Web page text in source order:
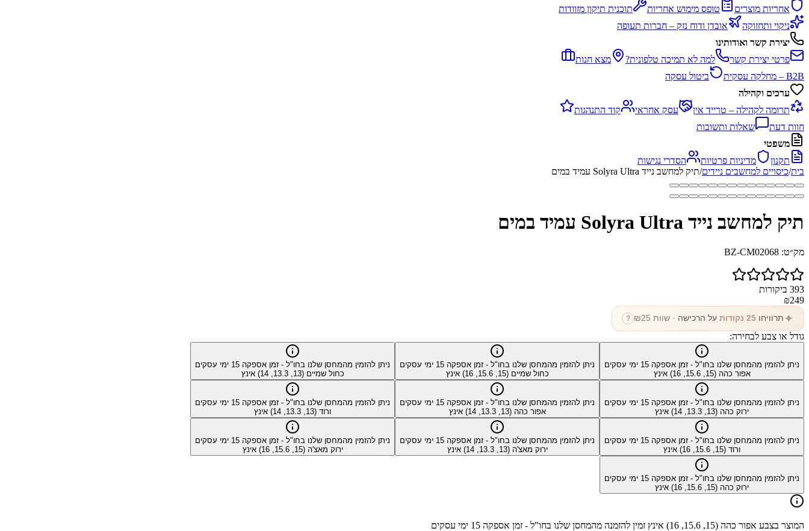
אחריות מוצרים
טופס מימוש אחריות
תוכנית תיקון מזוודות
ניקוי ותחזוקה
אובדן ודוח נזק – חברות תעופה
יצירת קשר ואודותינו
פרטי יצירת קשר
למה לא תמיכה טלפונית?
מצא חנות
B2B – מחלקה עסקית
ביטול עסקה
ערכים וקהילה
תרומה לקהילה – טרייד אין
עסק אחראי
קוד התנהגות
חוות דעת
שאלות ותשובות
משפטי
תקנון
מדיניות פרטיות
הסדרי נגישות
בית/כיסויים למחשבים ניידים/תיק למחשב נייד Solyra Ultra עמיד במים
תיק למחשב נייד Solyra Ultra עמיד במים
מק״ט: BZ-CM02068
393 ביקורות
₪249
✦ תרוויחו 25 נקודות על הרכישה · שוות ₪ 25
?
גודל או צבע לבחירה:
ניתן להזמין מהמחסן שלנו בחו"ל - זמן אספקה 15 ימי עסקים
אפור כהה (15, 15.6, 16) אינץ
ניתן להזמין מהמחסן שלנו בחו"ל - זמן אספקה 15 ימי עסקים
כחול שמיים (15, 15.6, 16) אינץ
ניתן להזמין מהמחסן שלנו בחו"ל - זמן אספקה 15 ימי עסקים
כחול שמיים (13, 13.3, 14) אינץ
ניתן להזמין מהמחסן שלנו בחו"ל - זמן אספקה 15 ימי עסקים
ירוק כהה (13, 13.3, 14) אינץ
ניתן להזמין מהמחסן שלנו בחו"ל - זמן אספקה 15 ימי עסקים
אפור כהה (13, 13.3, 14) אינץ
ניתן להזמין מהמחסן שלנו בחו"ל - זמן אספקה 15 ימי עסקים
ורוד (13, 13.3, 14) אינץ
ניתן להזמין מהמחסן שלנו בחו"ל - זמן אספקה 15 ימי עסקים
ורוד (15, 15.6, 16) אינץ
ניתן להזמין מהמחסן שלנו בחו"ל - זמן אספקה 15 ימי עסקים
ירוק מאצ'ה (13, 13.3, 14) אינץ
ניתן להזמין מהמחסן שלנו בחו"ל - זמן אספקה 15 ימי עסקים
ירוק מאצ'ה (15, 15.6, 16) אינץ
ניתן להזמין מהמחסן שלנו בחו"ל - זמן אספקה 15 ימי עסקים
ירוק כהה (15, 15.6, 16) אינץ
המוצר בצבע אפור כהה (15, 15.6, 16) אינץ זמין להזמנה מהמחסן שלנו בחו"ל - זמן אספקה 15 ימי עסקים